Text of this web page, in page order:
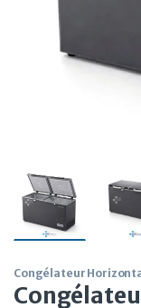
Congélateur